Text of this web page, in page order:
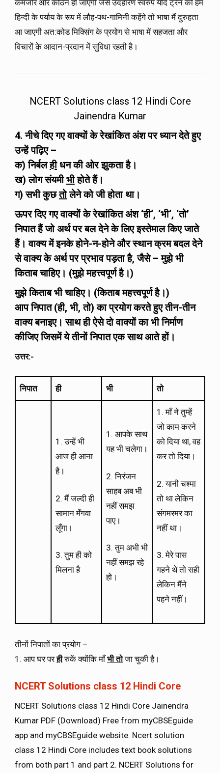
कमजोर और कठिन हो जाएगी जैसे उदहारण स्वरुप यदि ट्रेन को हम
हिन्दी के पर्याय के रूप में लौह-पथ-गामिनी कहेंगे तो भाषा मैं दुरुहता
आ जाएगी अत:कोड मिक्सिंग के प्रयोग से भाषा में सहजता और
विचारों के आदान-प्रदान में सुविधा रहती है।
NCERT Solutions class 12 Hindi Core
Jainendra Kumar
4. नीचे दिए गए वाक्यों के रेखांकित अंश पर ध्यान देते हुए
उन्हें पढ़िए –
क) निर्बल हीधन की ओर झुकता है।
ख) लोग संयमी भीहोते हैं।
ग) सभी कुछ तोलेने को जी होता था।
ऊपर दिए गए वाक्यों के रेखांकित अंश ‘ही‘, ‘भी‘, ‘तो’
निपात हैं जो अर्थ पर बल देने के लिए इस्तेमाल किए जाते
हैं। वाक्य में इनके होने-न-होने और स्थान क्रम बदल देने
से वाक्य के अर्थ पर प्रभाव पड़ता है, जैसे – मुझे भी
किताब चाहिए। (मुझे महत्त्वपूर्ण है।)
मुझे किताब भी चाहिए। (किताबमहत्त्वपूर्ण है।)
आप निपात (ही, भी,तो) का प्रयोग करते हुए तीन-तीन
वाक्य बनाइए। साथ ही ऐसे दो वाक्यों का भी निर्माण
कीजिए जिसमें ये तीनों निपात एक साथ आते हों।
उत्तर:-
निपात ही भी तो
1. उन्हें भी
आज ही आना
है।
2. मैं जल्दी ही
सामान मँगवा
लूँगा।
3. तुम ही को
मिलना है
1. आपके साथ
यह भी चलेगा।
2. निरंजन
साहब अब भी
नहीं समझ
पाए।
3. तुम अभी भी
नहीं समझ रहे
हो।
1. माँ ने तुम्हें
जो काम करने
को दिया था, वह
कर तो दिया।
2. यानी चश्मा
तो था लेकिन
संगमरमर का
नहीं था।
3. मेरे पास
गहने थे तो सही
लेकिन मैंने
पहने नहीं।
तीनों निपातों का प्रयोग –
1. आप घर परहीरुकें क्योंकि माँभी तोजा चुकी है।
NCERT Solutions class 12 Hindi Core
NCERT Solutions class 12 Hindi Core Jainendra
Kumar PDF (Download) Free from myCBSEguide
app and myCBSEguide website. Ncert solution
class 12 Hindi Core includes text book solutions
from both part 1 and part 2. NCERT Solutions for